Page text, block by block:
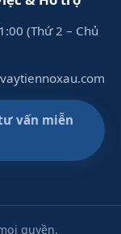
(Thứ 2 – Chủ
vấn miễn
quyền.